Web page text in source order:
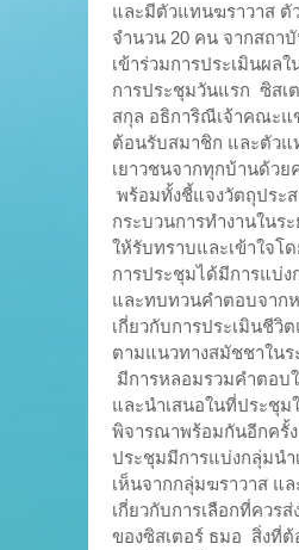
และมีตัวแทนฆราวาส ตั
จำนวน 20 คน จากสถา
เข้าร่วมการประเมินผล
การประชุมวันแรก ซิสเ
สกุล อธิการิณีเจ้าคณะแ
ต้อนรับสมาชิก และตัวแ
เยาวชนจากทุกบ้านด้วย
พร้อมทั้งชี้แจงวัตถุประ
กระบวนการทำงานในร
ให้รับทราบและเข้าใจโ
การประชุมได้มีการแบ่ง
และทบทวนคำตอบจาก
เกี่ยวกับการประเมินชีวิ
ตามแนวทางสมัชชาในร
มีการหลอมรวมคำตอบ
และนำเสนอในที่ประชุม
พิจารณาพร้อมกันอีกครั้
ประชุมมีการแบ่งกลุ่มน
เห็นจากกลุ่มฆราวาส แ
เกี่ยวกับการเลือกที่ควรส่
ของซิสเตอร์ ธมอ สิ่งที่ต้